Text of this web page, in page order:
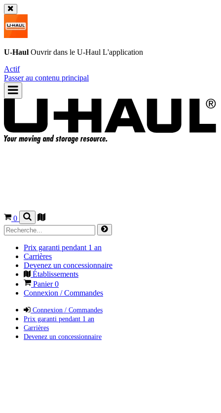
U-Haul Ouvrir dans le U-Haul L'application
Actif
Passer au contenu principal
0
Prix garanti pendant 1 an
Carrières
Devenez un concessionnaire
Établissements
Panier0
Connexion / Commandes
Connexion / Commandes
Prix garanti pendant 1 an
Carrières
Devenez un concessionnaire